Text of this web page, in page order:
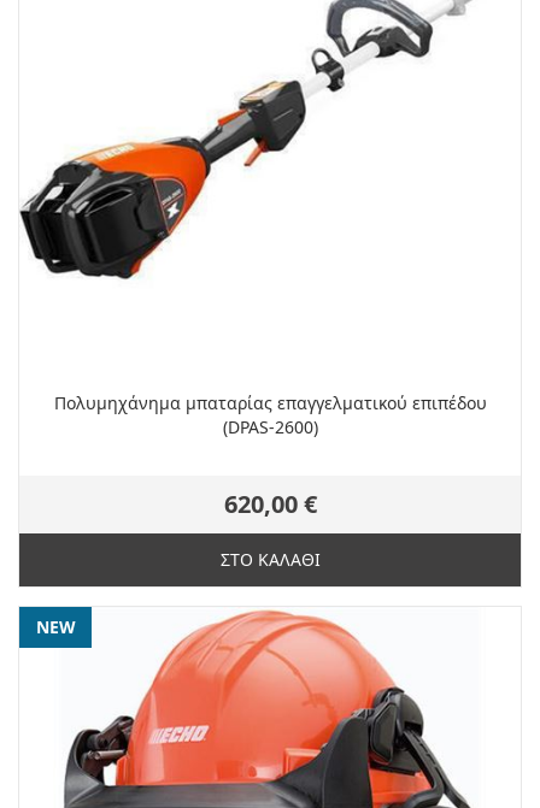
Πολυμηχάνημα μπαταρίας επαγγελματικού επιπέδου
(DPAS-2600)
620,00 €
ΣΤΟ ΚΑΛΑΘΙ
NEW